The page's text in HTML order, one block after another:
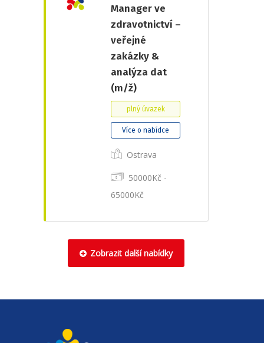
Manager ve
zdravotnictví –
veřejné
zakázky &
analýza dat
(m/ž)
plný úvazek
Více o nabídce
Ostrava
50000Kč -
65000Kč
Zobrazit další nabídky